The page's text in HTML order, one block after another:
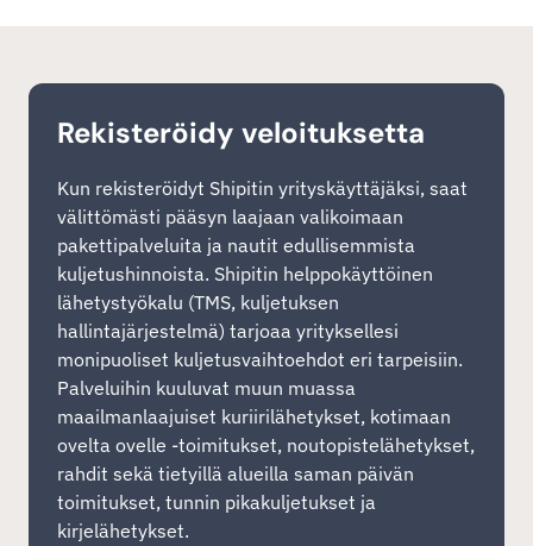
Rekisteröidy veloituksetta
Kun rekisteröidyt Shipitin yrityskäyttäjäksi, saat
välittömästi pääsyn laajaan valikoimaan
pakettipalveluita ja nautit edullisemmista
kuljetushinnoista. Shipitin helppokäyttöinen
lähetystyökalu (TMS, kuljetuksen
hallintajärjestelmä) tarjoaa yrityksellesi
monipuoliset kuljetusvaihtoehdot eri tarpeisiin.
Palveluihin kuuluvat muun muassa
maailmanlaajuiset kuriirilähetykset, kotimaan
ovelta ovelle -toimitukset, noutopistelähetykset,
rahdit sekä tietyillä alueilla saman päivän
toimitukset, tunnin pikakuljetukset ja
kirjelähetykset.